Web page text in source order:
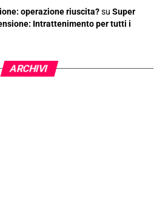
operazione riuscita?su Super
Intrattenimento per tutti i
ARCHIVI